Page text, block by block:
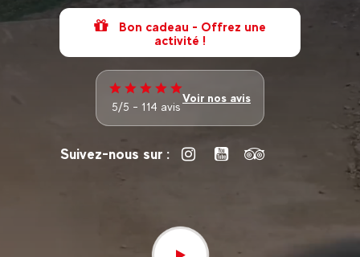
Bon cadeau - Offrez une
activité !
5/5 - 114 avis
Voir nos avis
Suivez-nous sur :